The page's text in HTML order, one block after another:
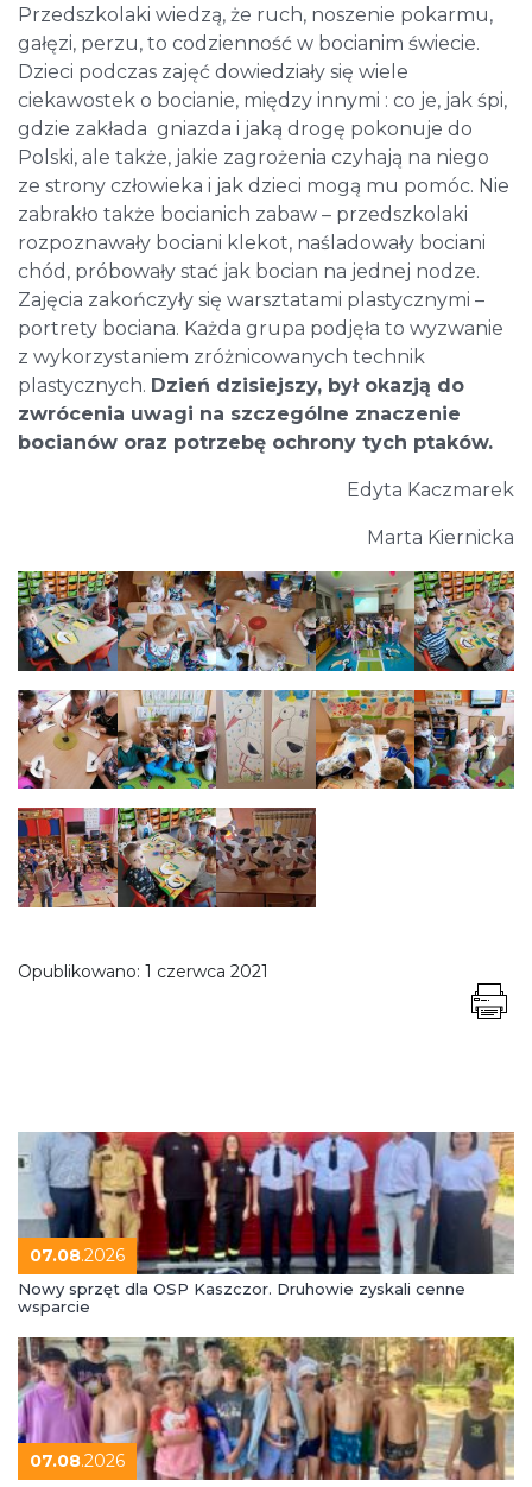
Przedszkolaki wiedzą, że ruch, noszenie pokarmu,
gałęzi, perzu, to codzienność w bocianim świecie.
Dzieci podczas zajęć dowiedziały się wiele
ciekawostek o bocianie, między innymi : co je, jak śpi,
gdzie zakłada gniazda i jaką drogę pokonuje do
Polski, ale także, jakie zagrożenia czyhają na niego
ze strony człowieka i jak dzieci mogą mu pomóc. Nie
zabrakło także bocianich zabaw – przedszkolaki
rozpoznawały bociani klekot, naśladowały bociani
chód, próbowały stać jak bocian na jednej nodze.
Zajęcia zakończyły się warsztatami plastycznymi –
portrety bociana. Każda grupa podjęła to wyzwanie
z wykorzystaniem zróżnicowanych technik
plastycznych. Dzień dzisiejszy, był okazją do
zwrócenia uwagi na szczególne znaczenie
bocianów oraz potrzebę ochrony tych ptaków.
Edyta Kaczmarek
Marta Kiernicka
Opublikowano: 1 czerwca 2021
07.08.2026
Nowy sprzęt dla OSP Kaszczor. Druhowie zyskali cenne
wsparcie
07.08.2026